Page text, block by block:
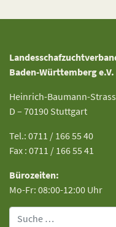
Baden-Württemberg e.V.
Heinrich-Baumann-
D – 70190 Stuttgart
Tel.: 0711 / 166 55 40
Fax : 0711 / 166 55 41
Bürozeiten:
Mo-Fr: 08:00-12:00 Uhr
Suche